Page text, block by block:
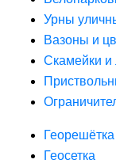
Урны
Вазоны и
Скамейки и
Георешётка
Геосетка